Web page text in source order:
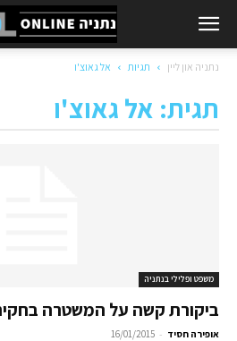
נתניה און ליין תגיות אל גאוצ'ו
תגית: אל גאוצ'ו
משפט ופלילי בנתניה
ביקורת קשה על המשטרה
אופירה חסיד -
16/01/2015